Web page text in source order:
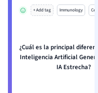
+ Add tag Immunology
¿Cuál es la principal
Inteligencia Artificial
IA Estrecha?